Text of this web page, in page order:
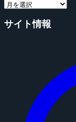
サイト情報